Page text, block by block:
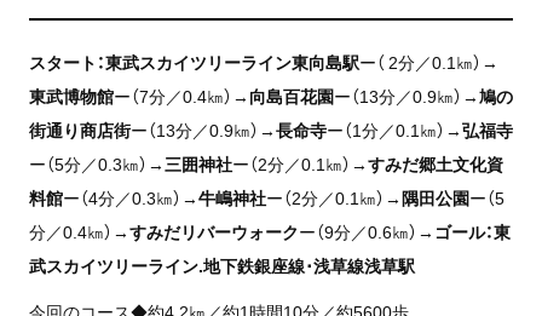
スタート：東武スカイツリーライン東向島駅ー（ 2分／0.1㎞）→
東武博物館ー（7分／0.4㎞）→ 向島百花園ー（13分／0.9㎞）→鳩の
街通り商店街ー（13分／0.9㎞）→長命寺ー（1分／0.1㎞）→弘福寺
ー（5分／0.3㎞）→三囲神社ー（2分／0.1㎞）→すみだ郷土文化資
料館ー（4分／0.3㎞）→牛嶋神社ー（2分／0.1㎞）→隅田公園ー（5
分／0.4㎞）→すみだリバーウォークー（9分／0.6㎞）→ ゴール：東
武スカイツリーライン.地下鉄銀座線･浅草線浅草駅